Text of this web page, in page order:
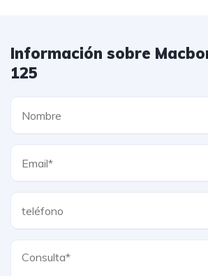
Información sobre
125